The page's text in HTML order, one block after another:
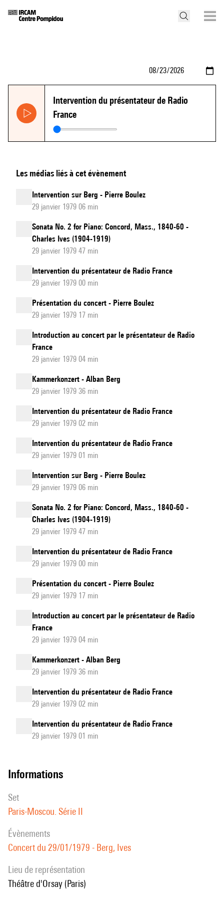
Intervention du présentateur de Radio
France
Les médias liés à cet évènement
Intervention sur Berg - Pierre Boulez
29 janvier 1979 06 min
Sonata No. 2 for Piano: Concord, Mass., 1840-60 -
Charles Ives (1904-1919)
29 janvier 1979 47 min
Intervention du présentateur de Radio France
29 janvier 1979 00 min
Présentation du concert - Pierre Boulez
29 janvier 1979 17 min
Introduction au concert par le présentateur de Radio
France
29 janvier 1979 04 min
Kammerkonzert - Alban Berg
29 janvier 1979 36 min
Intervention du présentateur de Radio France
29 janvier 1979 02 min
Intervention du présentateur de Radio France
29 janvier 1979 01 min
Intervention sur Berg - Pierre Boulez
29 janvier 1979 06 min
Sonata No. 2 for Piano: Concord, Mass., 1840-60 -
Charles Ives (1904-1919)
29 janvier 1979 47 min
Intervention du présentateur de Radio France
29 janvier 1979 00 min
Présentation du concert - Pierre Boulez
29 janvier 1979 17 min
Introduction au concert par le présentateur de Radio
France
29 janvier 1979 04 min
Kammerkonzert - Alban Berg
29 janvier 1979 36 min
Intervention du présentateur de Radio France
29 janvier 1979 02 min
Intervention du présentateur de Radio France
29 janvier 1979 01 min
informations
set
Paris-Moscou. Série II
évènements
Concert du 29/01/1979 - Berg, Ives
Lieu de représentation
Théâtre d'Orsay (Paris)